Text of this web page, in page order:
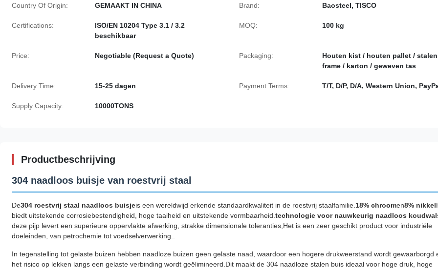
Country Of Origin: GEMAAKT IN CHINA Brand: Baosteel, TISCO
Certifications:
ISO/EN 10204 Type 3.1 / 3.2
beschikbaar
MOQ: 100 kg
Price: Negotiable (Request a Quote) Packaging:
Houten kist / houten pallet / stalen
frame / karton / geweven tas
Delivery Time: 15-25 dagen Payment Terms: T/T, D/P, D/A, Western Union,
Supply Capacity: 10000TONS
Productbeschrijving
304 naadloos buisje van roestvrij staal
De304 roestvrij staal naadloos buisjeis een wereldwijd erkende standaardkwaliteit in de roestvrij staalfamilie. 18% chroomen8% nikkel
biedt uitstekende corrosiebestendigheid, hoge taaiheid en uitstekende vormbaarheid. technologie voor nauwkeurig naadloos
deze pijp levert een superieure oppervlakte afwerking, strakke dimensionale toleranties,Het is een zeer geschikt product voor industriële
doeleinden, van petrochemie tot voedselverwerking..
In tegenstelling tot gelaste buizen hebben naadloze buizen geen gelaste naad, waardoor een hogere drukweerstand wordt gewaarborgd
het risico op lekken langs een gelaste verbinding wordt geëlimineerd.Dit maakt de 304 naadloze stalen buis ideaal voor hoge druk, hoge